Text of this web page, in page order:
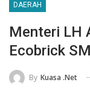
DAERAH
Menteri LH
Ecobrick
By Kuasa .net